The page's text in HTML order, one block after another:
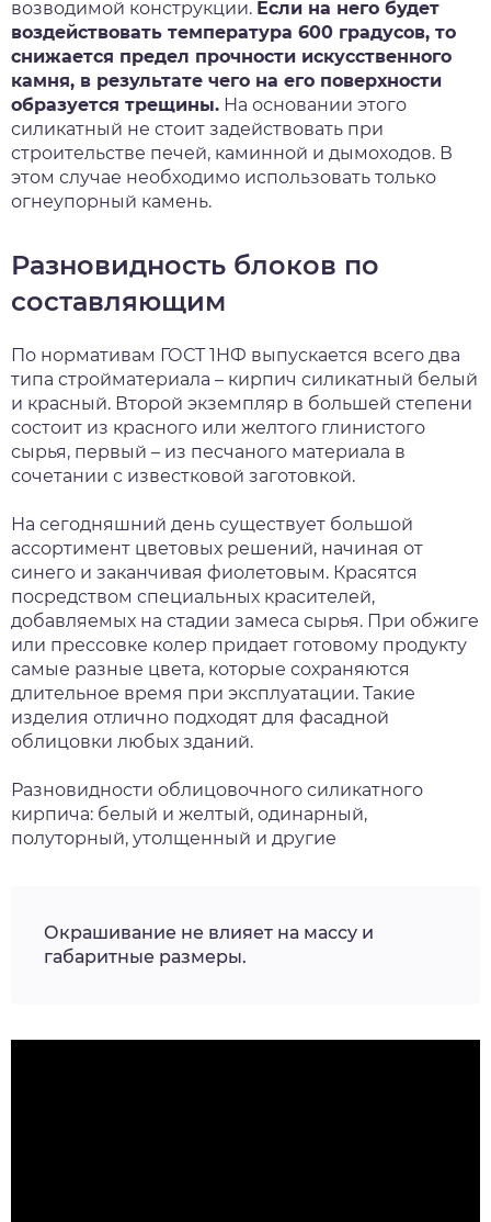
возводимой конструкции. Если на него будет
воздействовать температура 600 градусов, то
снижается предел прочности искусственного
камня, в результате чего на его поверхности
образуется трещины. На основании этого
силикатный не стоит задействовать при
строительстве печей, каминной и дымоходов. В
этом случае необходимо использовать только
огнеупорный камень.
Разновидность блоков по
составляющим
По нормативам ГОСТ 1НФ выпускается всего два
типа стройматериала – кирпич силикатный белый
и красный. Второй экземпляр в большей степени
состоит из красного или желтого глинистого
сырья, первый – из песчаного материала в
сочетании с известковой заготовкой.
На сегодняшний день существует большой
ассортимент цветовых решений, начиная от
синего и заканчивая фиолетовым. Красятся
посредством специальных красителей,
добавляемых на стадии замеса сырья. При обжиге
или прессовке колер придает готовому продукту
самые разные цвета, которые сохраняются
длительное время при эксплуатации. Такие
изделия отлично подходят для фасадной
облицовки любых зданий.
Разновидности облицовочного силикатного
кирпича: белый и желтый, одинарный,
полуторный, утолщенный и другие
Окрашивание не влияет на массу и
габаритные размеры.